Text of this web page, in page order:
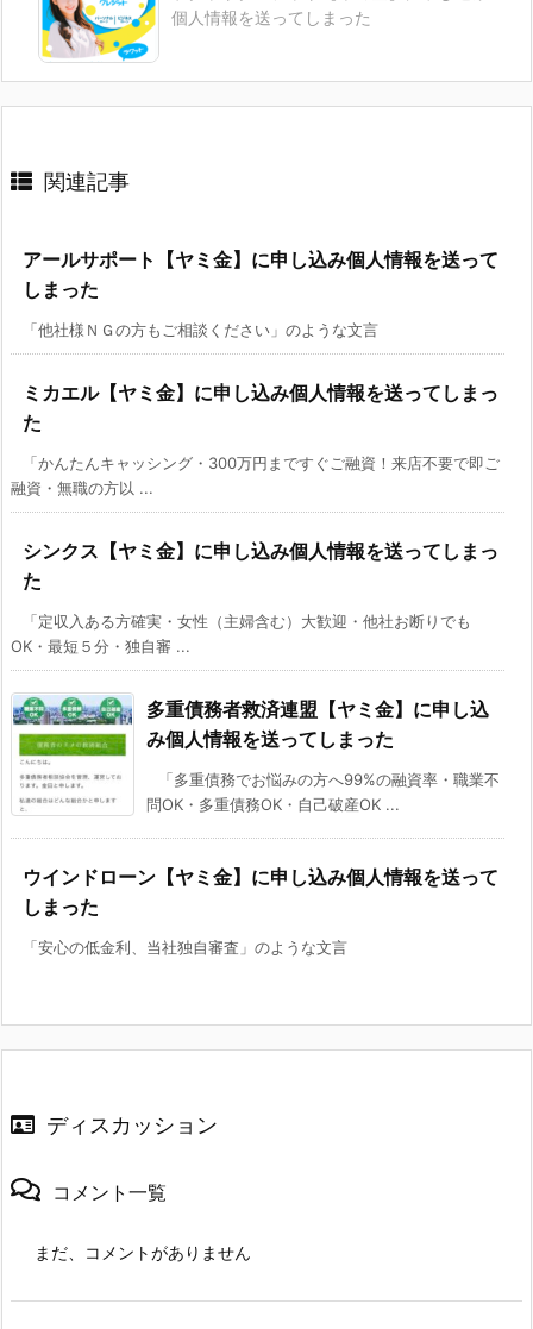
個人情報を送ってしまった
関連記事
アールサポート【ヤミ金】に申し込み個人情報を送って
しまった
「他社様ＮＧの方もご相談ください」のような文言
ミカエル【ヤミ金】に申し込み個人情報を送ってしまっ
た
「かんたんキャッシング・300万円まですぐご融資！来店不要で即ご
融資・無職の方以 ...
シンクス【ヤミ金】に申し込み個人情報を送ってしまっ
た
「定収入ある方確実・女性（主婦含む）大歓迎・他社お断りでも
OK・最短５分・独自審 ...
多重債務者救済連盟【ヤミ金】に申し込
み個人情報を送ってしまった
「多重債務でお悩みの方へ99%の融資率・職業不
問OK・多重債務OK・自己破産OK ...
ウインドローン【ヤミ金】に申し込み個人情報を送って
しまった
「安心の低金利、当社独自審査」のような文言
ディスカッション
コメント一覧
まだ、コメントがありません